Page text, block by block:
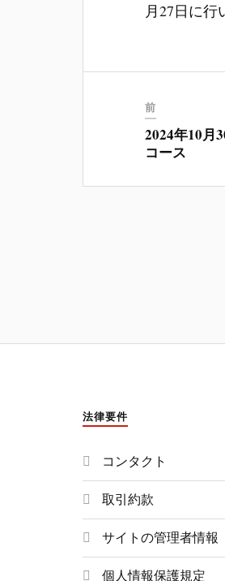
月27日に行
前
2024年10月
コース
法律要件
コンタクト
取引約款
サイトの管理者情報
個人情報保護規定